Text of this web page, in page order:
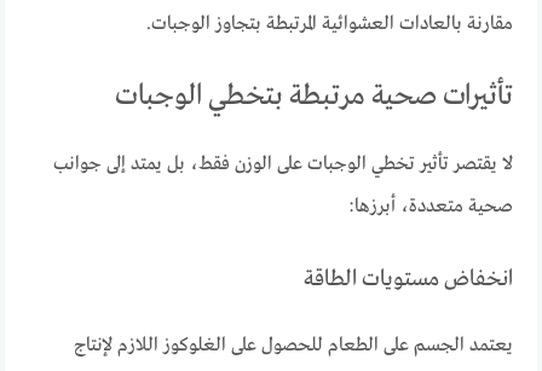
مقارنة بالعادات العشوائية المرتبطة بتجاوز الوجبات.
تأثيرات صحية مرتبطة بتخطي الوجبات
لا يقتصر تأثير تخطي الوجبات على الوزن فقط، بل يمتد إلى جوانب
صحية متعددة، أبرزها:
انخفاض مستويات الطاقة
يعتمد الجسم على الطعام للحصول على الغلوكوز اللازم لإنتاج